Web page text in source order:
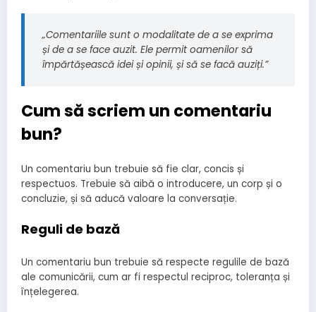
„Comentariile sunt o modalitate de a se exprima
și de a se face auzit. Ele permit oamenilor să
împărtășească idei și opinii, și să se facă auziți.”
Cum să scriem un comentariu
bun?
Un comentariu bun trebuie să fie clar, concis și
respectuos. Trebuie să aibă o introducere, un corp și o
concluzie, și să aducă valoare la conversație.
Reguli de bază
Un comentariu bun trebuie să respecte regulile de bază
ale comunicării, cum ar fi respectul reciproc, toleranța și
înțelegerea.